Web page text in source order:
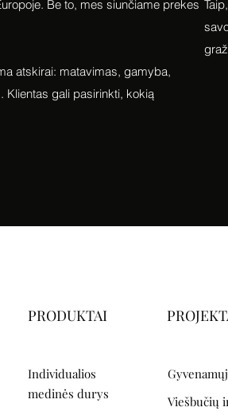
Be to, mes siunčiame prekes
atskirai: matavimas, gamyba,
Klientas gali pasirinkti, kokią
PRODUKTAI
Individualios
medinės durys
Viešbučių